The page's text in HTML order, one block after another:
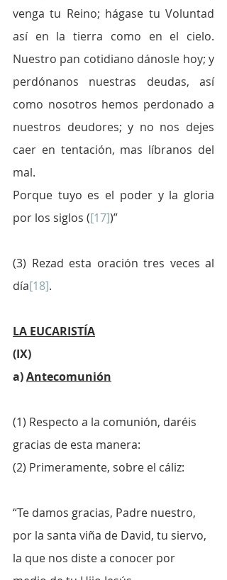
venga tu Reino; hágase tu Voluntad
así en la tierra como en el cielo.
Nuestro pan cotidiano dánosle hoy; y
perdónanos nuestras deudas, así
como nosotros hemos perdonado a
nuestros deudores; y no nos dejes
caer en tentación, mas líbranos del
mal.
Porque tuyo es el poder y la gloria
por los siglos ([17])”
(3) Rezad esta oración tres veces al
día[18].
LA EUCARISTÍA
(IX)
a) Antecomunión
(1) Respecto a la comunión, daréis
gracias de esta manera:
(2) Primeramente, sobre el cáliz:
“Te damos gracias, Padre nuestro,
por la santa viña de David, tu siervo,
la que nos diste a conocer por